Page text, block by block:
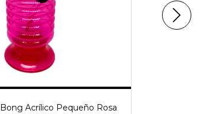
Bong Acrílico Pequeño Rosa
12 cuotas